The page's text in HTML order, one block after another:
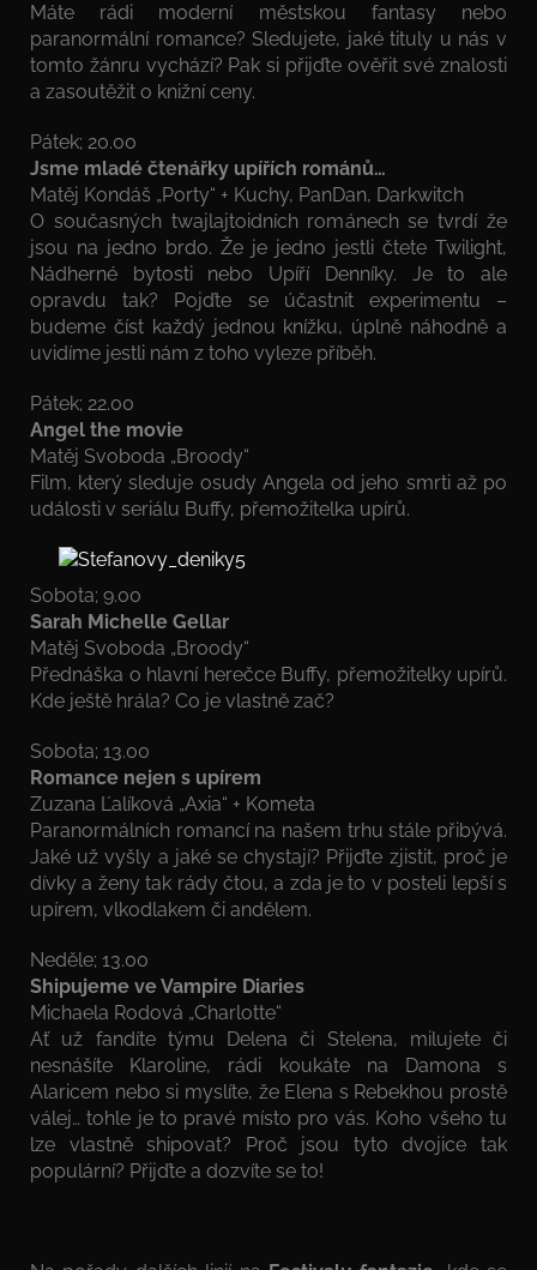
Máte rádi moderní městskou fantasy nebo
paranormální romance? Sledujete, jaké tituly u nás v
tomto žánru vychází? Pak si přijďte ověřit své znalosti
a zasoutěžit o knižní ceny.
Pátek; 20.00
Jsme mladé čtenářky upířích románů…
Matěj Kondáš „Porty“ + Kuchy, PanDan, Darkwitch
O současných twajlajtoidních románech se tvrdí že
jsou na jedno brdo. Že je jedno jestli čtete Twilight,
Nádherné bytosti nebo Upíří Denníky. Je to ale
opravdu tak? Pojďte se účastnit experimentu –
budeme číst každý jednou knížku, úplně náhodně a
uvidíme jestli nám z toho vyleze příběh.
Pátek; 22.00
Angel the movie
Matěj Svoboda „Broody“
Film, který sleduje osudy Angela od jeho smrti až po
události v seriálu Buffy, přemožitelka upírů.
Sobota; 9.00
Sarah Michelle Gellar
Matěj Svoboda „Broody“
Přednáška o hlavní herečce Buffy, přemožitelky upírů.
Kde ještě hrála? Co je vlastně zač?
Sobota; 13.00
Romance nejen s upírem
Zuzana Ľalíková „Axia“ + Kometa
Paranormálních romancí na našem trhu stále přibývá.
Jaké už vyšly a jaké se chystají? Přijďte zjistit, proč je
dívky a ženy tak rády čtou, a zda je to v posteli lepší s
upírem, vlkodlakem či andělem.
Neděle; 13.00
Shipujeme ve Vampire Diaries
Michaela Rodová „Charlotte“
Ať už fandíte týmu Delena či Stelena, milujete či
nesnášíte Klaroline, rádi koukáte na Damona s
Alaricem nebo si myslíte, že Elena s Rebekhou prostě
válej… tohle je to pravé místo pro vás. Koho všeho tu
lze vlastně shipovat? Proč jsou tyto dvojice tak
populární? Přijďte a dozvíte se to!